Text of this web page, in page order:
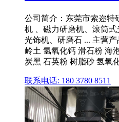
公司简介：东莞市索迩特
机 、磁力研磨机、滚筒
光饰机、研磨石 ... 主营
岭土 氢氧化钙 滑石粉 海
炭黑 石英粉 树脂砂 氢氧
联系电话: 180 3780 8511